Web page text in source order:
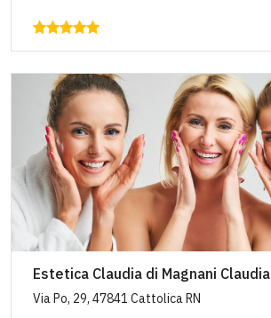
Estetica Claudia di Magnani Claudia
Via Po, 29, 47841 Cattolica RN